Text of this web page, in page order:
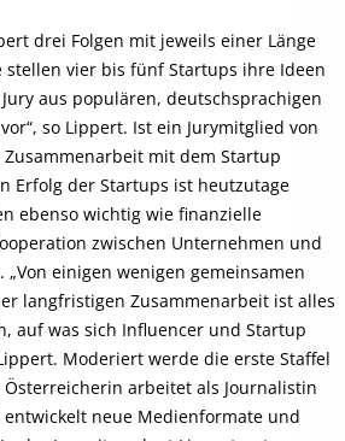
drei Folgen mit jeweils einer Länge
stellen vier bis fünf Startups ihre Ideen
aus populären, deutschsprachigen
so Lippert. Ist ein Jurymitglied von
mit dem Startup
Erfolg der Startups ist heutzutage
ebenso wichtig wie finanzielle
zwischen Unternehmen und
einigen wenigen gemeinsamen
langfristigen Zusammenarbeit ist alles
auf was sich Influencer und Startup
Moderiert werde die erste Staffel
Österreicherin arbeitet als Journalistin
neue Medienformate und